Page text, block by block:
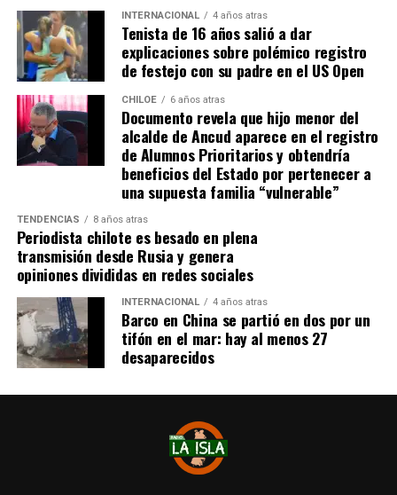
“Seguimos trabajando con esperanza, pero sin
certezas”, concluyó el alcalde de Quemchi, reflejando el
sentimiento generalizado entre los ediles de Chiloé ante
la disminución de recursos provenientes de la Subdere.
INTERNACIONAL 4 años atras
Tenista de 16 años salió a dar
explicaciones sobre polémico registro
de festejo con su padre en el US Open
CHILOE 6 años atras
Documento revela que hijo menor del
alcalde de Ancud aparece en el registro
de Alumnos Prioritarios y obtendría
beneficios del Estado por pertenecer a
una supuesta familia “vulnerable”
TENDENCIAS 8 años atras
Periodista chilote es besado en plena
transmisión desde Rusia y genera
opiniones divididas en redes sociales
INTERNACIONAL 4 años atras
Barco en China se partió en dos por un
tifón en el mar: hay al menos 27
desaparecidos